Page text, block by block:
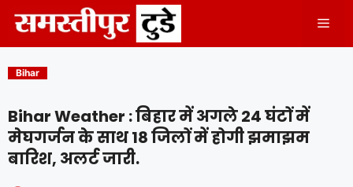
content
Bihar
Bihar Weather : बिहार में अगले 24 घंटों में
मेघगर्जन के साथ 18 जिलों में होगी झमाझम
बारिश, अलर्ट जारी.